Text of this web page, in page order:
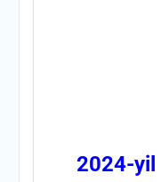
2024-yil